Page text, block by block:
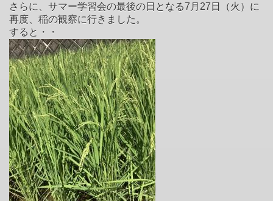
さらに、サマー学習会の最後の日となる7月27日（火）に
再度、稲の観察に行きました。
すると・・